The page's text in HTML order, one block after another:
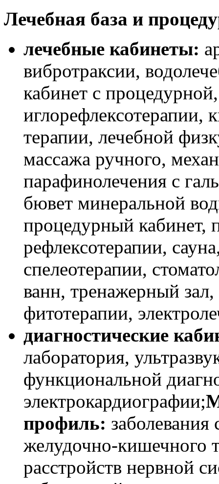
Лечебная база и
лечебные кабинеты:
вибротраксии,
кабинет с
терапии, лечебной
массажа ручного,
парафинолечения с
бювет минеральной
процедурный кабинет,
рефлексотерапии,
спелеотерапии,
ванн, тренажерный
фитотерапии,
диагностические
лаборатория,
функциональной
электрокардиографии;
профиль:
желудочно-кишечного
расстройств нервной